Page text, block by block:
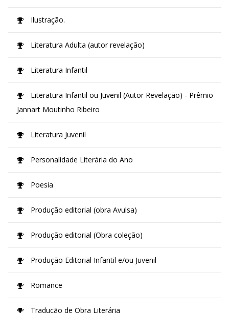
Ilustração.
Literatura Adulta (autor revelação)
Literatura Infantil
Literatura Infantil ou Juvenil (Autor Revelação) - Prêmio
Jannart Moutinho Ribeiro
Literatura Juvenil
Personalidade Literária do Ano
Poesia
Produção editorial (obra Avulsa)
Produção editorial (Obra coleção)
Produção Editorial Infantil e/ou Juvenil
Romance
Tradução de Obra Literária